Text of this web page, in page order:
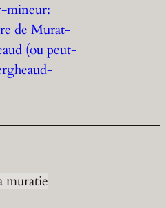
mineur:
de Murat-
(ou peut-
muratie